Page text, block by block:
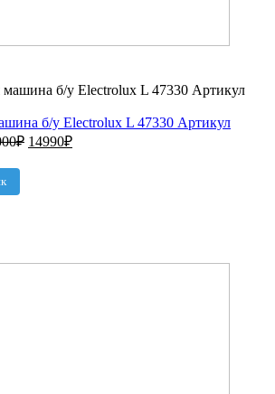
б/у Electrolux L 47330 Артикул
₽ 14990₽